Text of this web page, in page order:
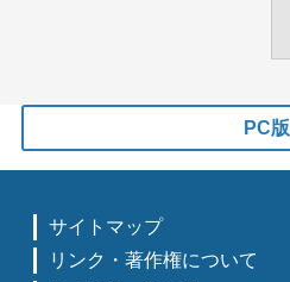
PC版
サイトマップ
リンク・著作権について